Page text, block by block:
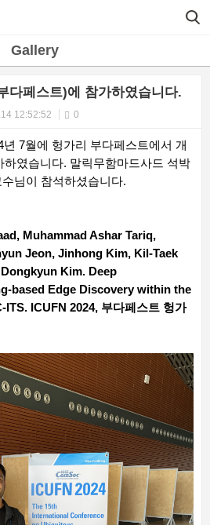
Gallery
다페스트)에 참가하였습니다.
12:52:52 0
7월에 헝가리 부다페스트에서 개
하였습니다. 말릭무함마드사드 석박
님이 참석하셨습니다.
Muhammad Ashar Tariq,
Jeon, Jinhong Kim, Kil-Taek
Kim. Deep
based Edge Discovery within the
ICUFN 2024, 부다페스트 헝가